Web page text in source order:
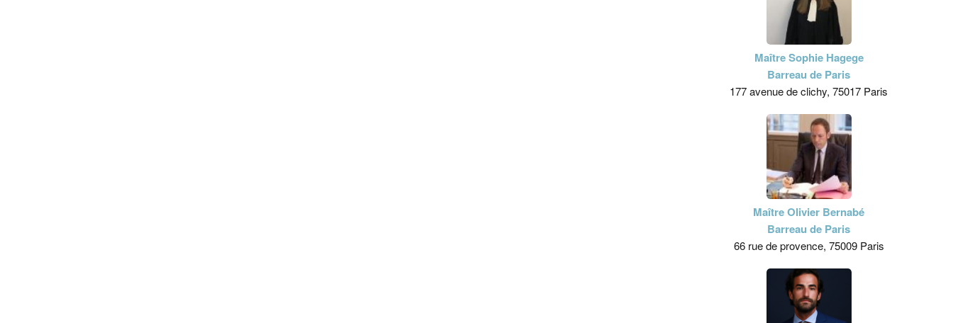
Maître Sophie Hagege
Barreau de Paris
177 avenue de clichy, 75017 Paris
Maître Olivier Bernabé
Barreau de Paris
66 rue de provence, 75009 Paris